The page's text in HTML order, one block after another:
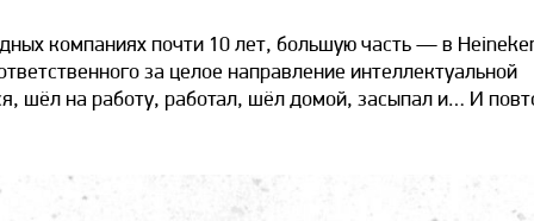
компаниях почти 10 лет, большую часть — в
за целое направление интеллектуальной
шёл на работу, работал, шёл домой, засыпал и… И